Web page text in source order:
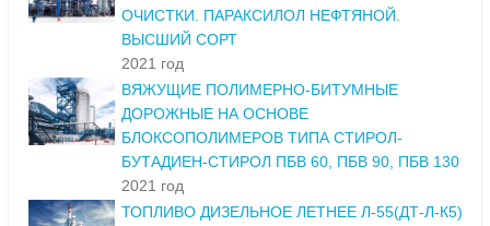
ОЧИСТКИ. ПАРАКСИЛОЛ НЕФТЯНОЙ.
ВЫСШИЙ СОРТ
2021 год
ВЯЖУЩИЕ ПОЛИМЕРНО-БИТУМНЫЕ
ДОРОЖНЫЕ НА ОСНОВЕ
БЛОКСОПОЛИМЕРОВ ТИПА СТИРОЛ-
БУТАДИЕН-СТИРОЛ ПБВ 60, ПБВ 90, ПБВ 130
2021 год
ТОПЛИВО ДИЗЕЛЬНОЕ ЛЕТНЕЕ Л-55(ДТ-Л-К5)